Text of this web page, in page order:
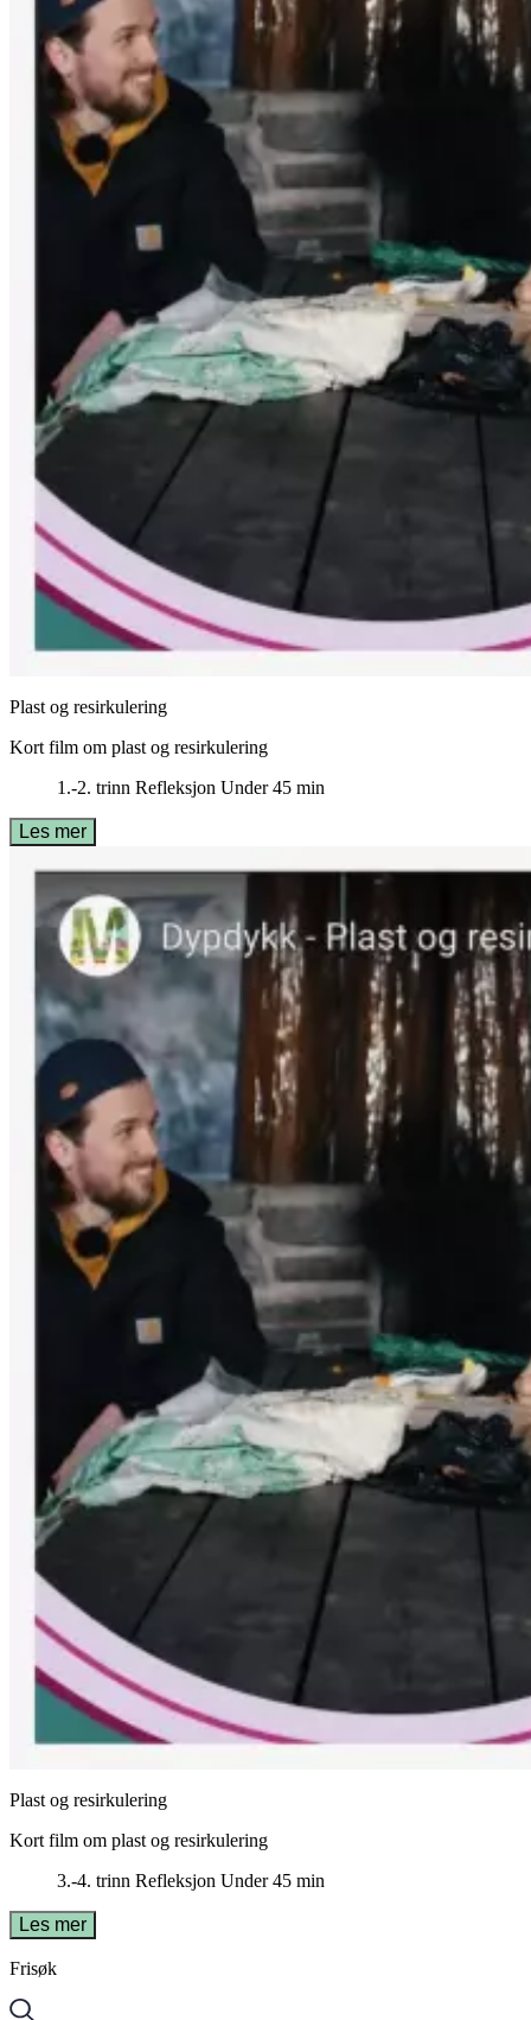
Plast og resirkulering
Kort film om plast og resirkulering
1.-2. trinn Refleksjon Under 45 min
Les mer
Plast og resirkulering
Kort film om plast og resirkulering
3.-4. trinn Refleksjon Under 45 min
Les mer
Frisøk